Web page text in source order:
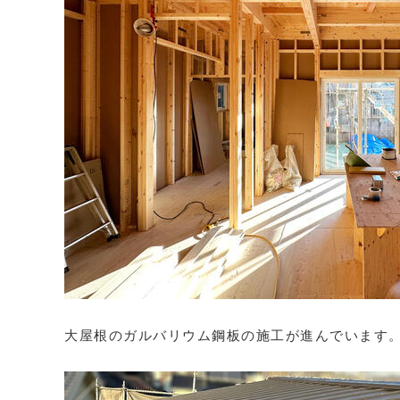
大屋根のガルバリウム鋼板の施工が進んでいます